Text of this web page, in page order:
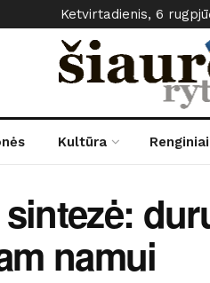
Ketvirtadienis, 6
Kultūra Renginiai
namui